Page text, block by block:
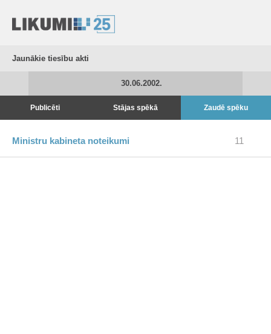
Jaunākie tiesību akti
30.06.2002.
Publicēti Stājas spēkā Zaudē spēku
Ministru kabineta noteikumi 11